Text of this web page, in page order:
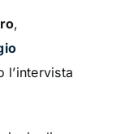
,
l’intervista